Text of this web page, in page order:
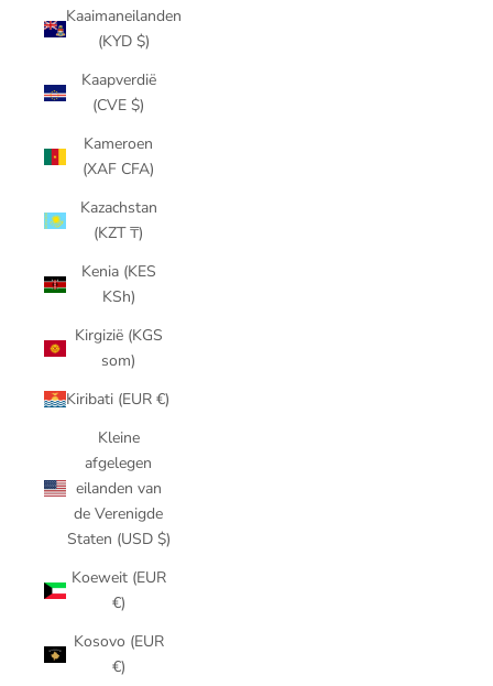
Kaaimaneilanden
(KYD $)
Kaapverdië
(CVE $)
Kameroen
(XAF CFA)
Kazachstan
(KZT ₸)
Kenia (KES
KSh)
Kirgizië (KGS
som)
Kiribati (EUR €)
Kleine
afgelegen
eilanden van
de Verenigde
Staten (USD $)
Koeweit (EUR
€)
Kosovo (EUR
€)